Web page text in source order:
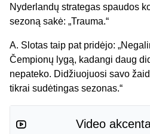
Nyderlandų strategas spaudos
sezoną sakė: „Trauma.“
A. Slotas taip pat pridėjo:
Čempionų lygą, kadangi daug
nepateko. Didžiuojuosi savo
tikrai sudėtingas sezonas.“
Video